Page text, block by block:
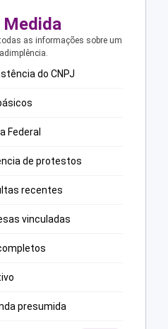
Medida
as informações sobre um
do CNPJ
Federal
de protestos
recentes
vinculadas
presumida